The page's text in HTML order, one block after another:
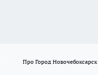
Про Город Новочебоксарск